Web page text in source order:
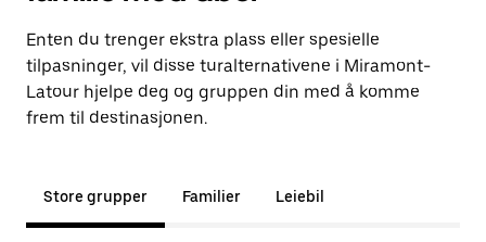
Enten du trenger ekstra plass eller spesielle
tilpasninger, vil disse turalternativene i Miramont-
Latour hjelpe deg og gruppen din med å komme
frem til destinasjonen.
Store grupper Familier Leiebil